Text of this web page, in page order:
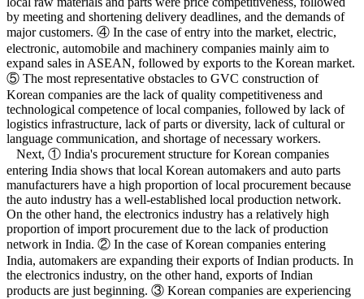
by meeting and shortening delivery deadlines, and the demands of
major customers. ④ In the case of entry into the market, electric,
electronic, automobile and machinery companies mainly aim to
expand sales in ASEAN, followed by exports to the Korean market.
⑤ The most representative obstacles to GVC construction of
Korean companies are the lack of quality competitiveness and
technological competence of local companies, followed by lack of
logistics infrastructure, lack of parts or diversity, lack of cultural or
language communication, and shortage of necessary workers.
Next, ① India's procurement structure for Korean companies
entering India shows that local Korean automakers and auto parts
manufacturers have a high proportion of local procurement because
the auto industry has a well-established local production network.
On the other hand, the electronics industry has a relatively high
proportion of import procurement due to the lack of production
network in India. ② In the case of Korean companies entering
India, automakers are expanding their exports of Indian products. In
the electronics industry, on the other hand, exports of Indian
products are just beginning. ③ Korean companies are experiencing